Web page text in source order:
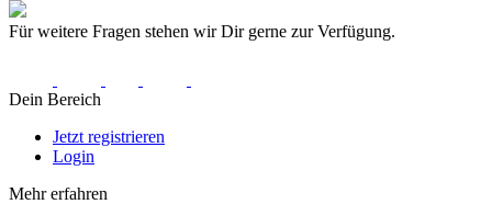
Für weitere Fragen stehen wir Dir gerne zur Verfügung.
Dein Bereich
Jetzt registrieren
Login
Mehr erfahren